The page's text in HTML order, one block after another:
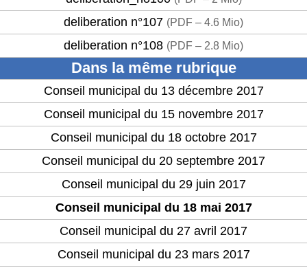
deliberation n°107 (PDF – 4.6 Mio)
deliberation n°108 (PDF – 2.8 Mio)
Dans la même rubrique
Conseil municipal du 13 décembre 2017
Conseil municipal du 15 novembre 2017
Conseil municipal du 18 octobre 2017
Conseil municipal du 20 septembre 2017
Conseil municipal du 29 juin 2017
Conseil municipal du 18 mai 2017
Conseil municipal du 27 avril 2017
Conseil municipal du 23 mars 2017